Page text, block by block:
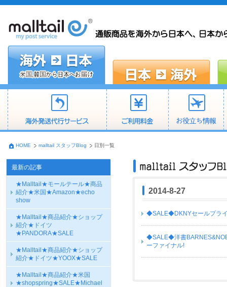
HOME malltail スタッフBlog 日別一覧
最新の記事
★Malltail★モールテール★商品
紹介★米国★Amazon★echo
show
★Malltail★商品紹介★ショップ
紹介★ドイツ
★PANDORA★SALE
★Malltail★商品紹介★ショップ
紹介★ドイツ★YOOX★SALE
★Malltail★商品紹介★米国
★shopspring★SALE★Michael
2014-8-27
◆SALE◆DKNYセールプライ
◆SALE◆洋書
ーファイナル!